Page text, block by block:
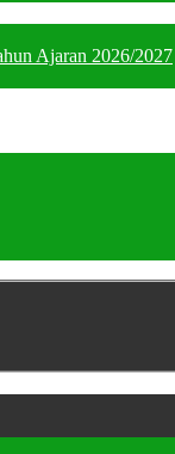
Ajaran 2026/2027